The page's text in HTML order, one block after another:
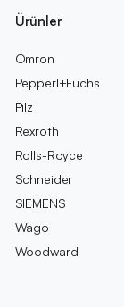
Ürünler
Omron
Pepperl+Fuchs
Pilz
Rexroth
Rolls-Royce
Schneider
SIEMENS
Wago
Woodward